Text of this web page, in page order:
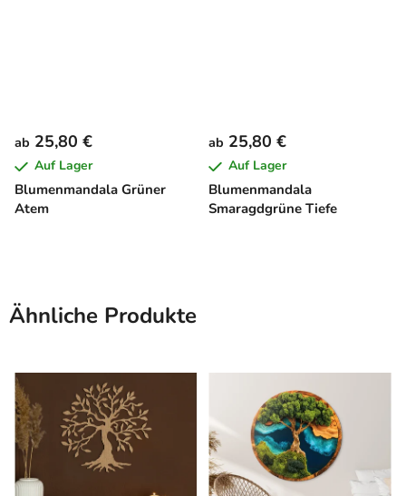
Blumenmandala Grüner
Atem
ab 25,80 €
Auf Lager
Blumenmandala
Smaragdgrüne Tiefe
ab 25,80 €
Auf Lager
Ähnliche Produkte